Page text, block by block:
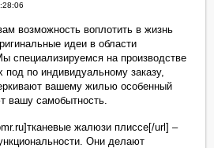
возможность воплотить в жизнь
идеи в области
специализируемся на производстве
под по индивидуальному заказу,
вашему жилью особенный
вашу самобытность.
жалюзи плиссе[/url] –
Они делают